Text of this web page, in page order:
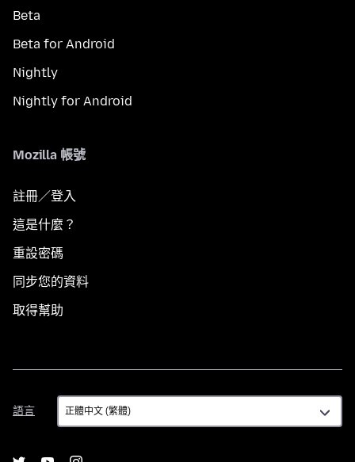
Beta
Beta for Android
Nightly
Nightly for Android
Mozilla 帳號
註冊／登入
這是什麼？
重設密碼
同步您的資料
取得幫助
語言
語
言